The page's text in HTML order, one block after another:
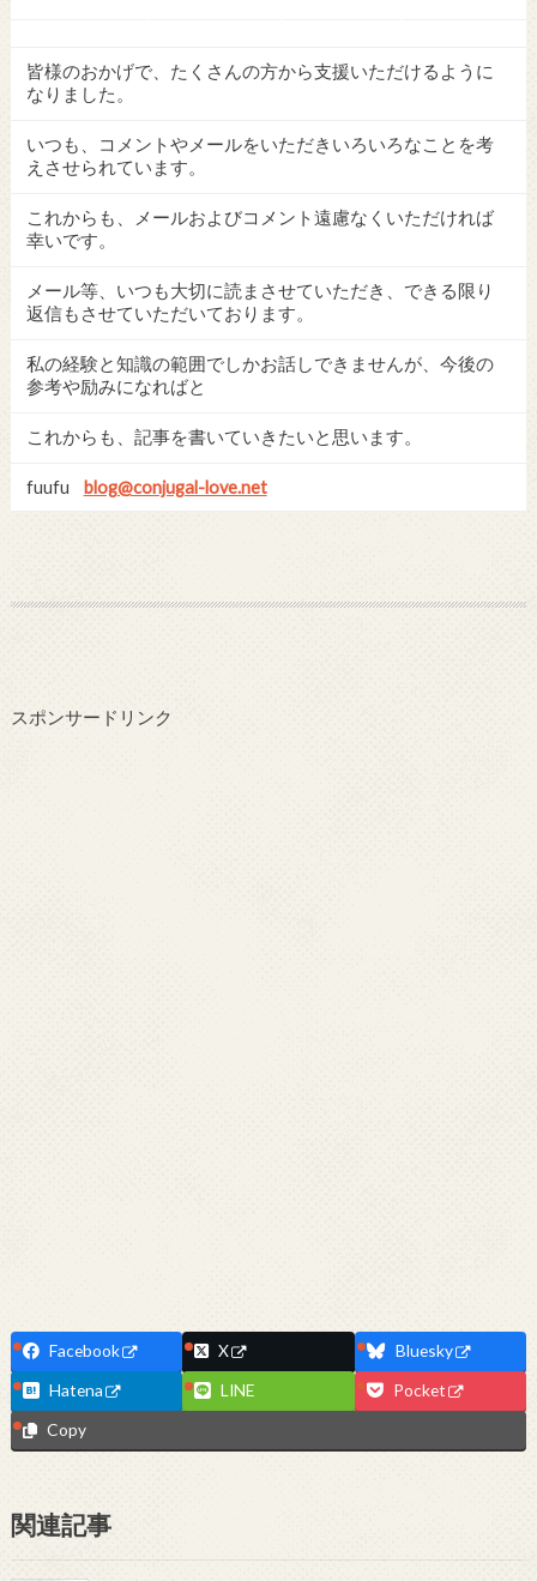
皆様のおかげで、たくさんの方から支援いただけるように
なりました。
いつも、コメントやメールをいただきいろいろなことを考
えさせられています。
これからも、メールおよびコメント遠慮なくいただければ
幸いです。
メール等、いつも大切に読まさせていただき、できる限り
返信もさせていただいております。
私の経験と知識の範囲でしかお話しできませんが、今後の
参考や励みになればと
これからも、記事を書いていきたいと思います。
fuufu blog@conjugal-love.net
スポンサードリンク
Facebook X
Bluesky
Hatena
LINE
Pocket
Copy
関連記事